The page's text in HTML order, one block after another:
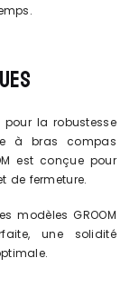
pour la robustesse
à bras compas
est conçue pour
de fermeture.
modèles GROOM
une solidité